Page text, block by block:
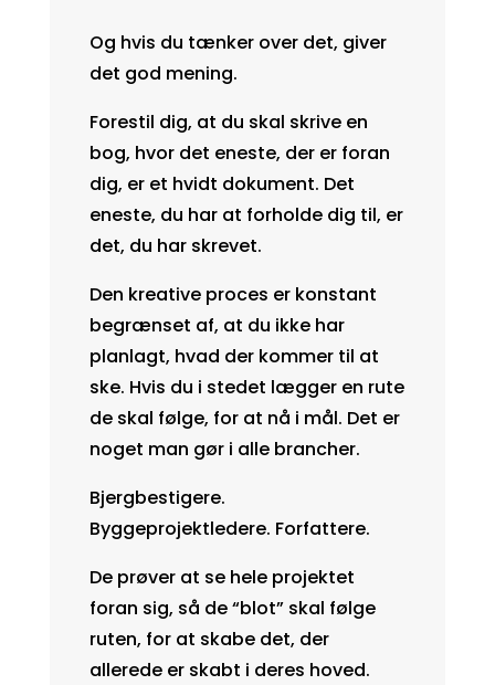
Og hvis du tænker over det, giver
det god mening.
Forestil dig, at du skal skrive en
bog, hvor det eneste, der er foran
dig, er et hvidt dokument. Det
eneste, du har at forholde dig til, er
det, du har skrevet.
Den kreative proces er konstant
begrænset af, at du ikke har
planlagt, hvad der kommer til at
ske. Hvis du i stedet lægger en rute
de skal følge, for at nå i mål. Det er
noget man gør i alle brancher.
Bjergbestigere.
Byggeprojektledere. Forfattere.
De prøver at se hele projektet
foran sig, så de “blot” skal følge
ruten, for at skabe det, der
allerede er skabt i deres hoved.